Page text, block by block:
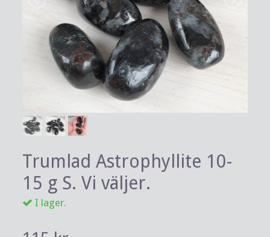
Trumlad Astrophyllite 10-
15 g S. Vi väljer.
I lager.